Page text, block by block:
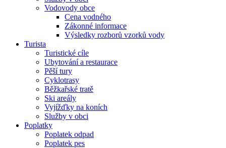
Vodovody obce
Cena vodného
Zákonné informace
Výsledky rozborů vzorků vody
Turista
Turistické cíle
Ubytování a restaurace
Pěší tury
Cyklotrasy
Běžkařské tratě
Ski areály
Vyjížďky na koních
Služby v obci
Poplatky
Poplatek odpad
Poplatek pes